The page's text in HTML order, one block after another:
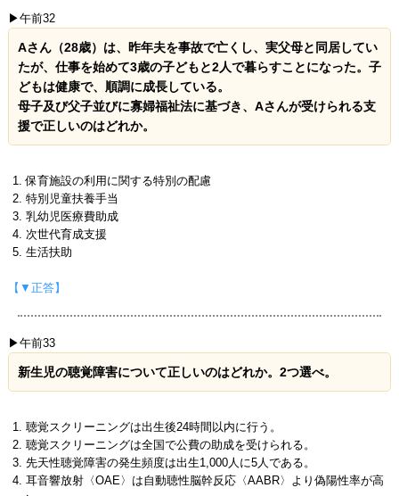
▶午前32
Aさん（28歳）は、昨年夫を事故で亡くし、実父母と同居してい
たが、仕事を始めて3歳の子どもと2人で暮らすことになった。子
どもは健康で、順調に成長している。
母子及び父子並びに寡婦福祉法に基づき、Aさんが受けられる支
援で正しいのはどれか。
保育施設の利用に関する特別の配慮
特別児童扶養手当
乳幼児医療費助成
次世代育成支援
生活扶助
【▼正答】
▶午前33
新生児の聴覚障害について正しいのはどれか。2つ選べ。
聴覚スクリーニングは出生後24時間以内に行う。
聴覚スクリーニングは全国で公費の助成を受けられる。
先天性聴覚障害の発生頻度は出生1,000人に5人である。
耳音響放射〈OAE〉は自動聴性脳幹反応〈AABR〉より偽陽性率が高